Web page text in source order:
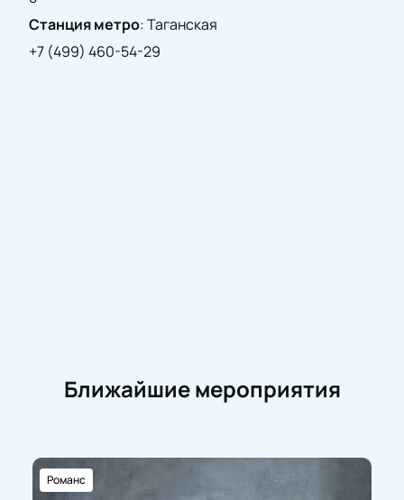
Станция метро:Таганская
+7 (499) 460-54-29
Ближайшие мероприятия
Романс